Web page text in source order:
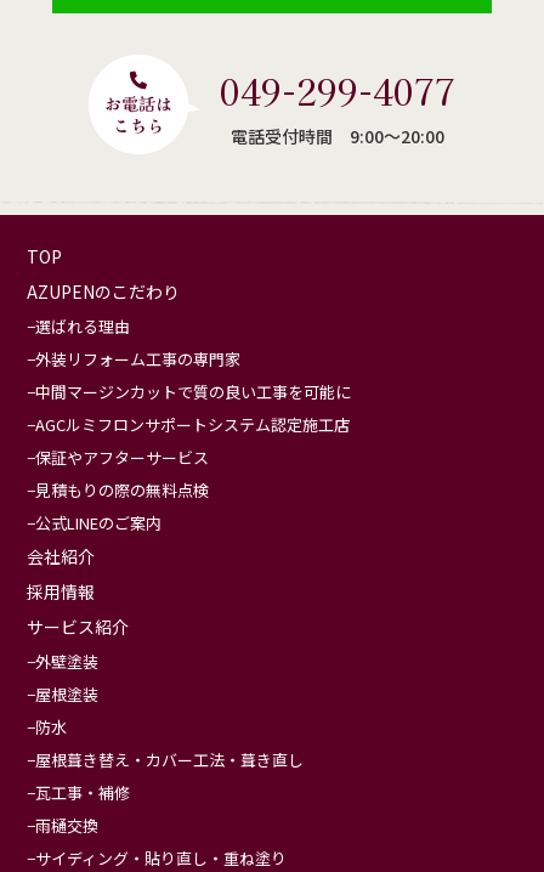
049-299-4077
電話受付時間 9:00〜20:00
TOP
AZUPENのこだわり
選ばれる理由
外装リフォーム工事の専門家
中間マージンカットで質の良い工事を可能に
AGCルミフロンサポートシステム認定施工店
保証やアフターサービス
見積もりの際の無料点検
公式LINEのご案内
会社紹介
採用情報
サービス紹介
外壁塗装
屋根塗装
防水
屋根葺き替え・カバー工法・葺き直し
瓦工事・補修
雨樋交換
サイディング・貼り直し・重ね塗り